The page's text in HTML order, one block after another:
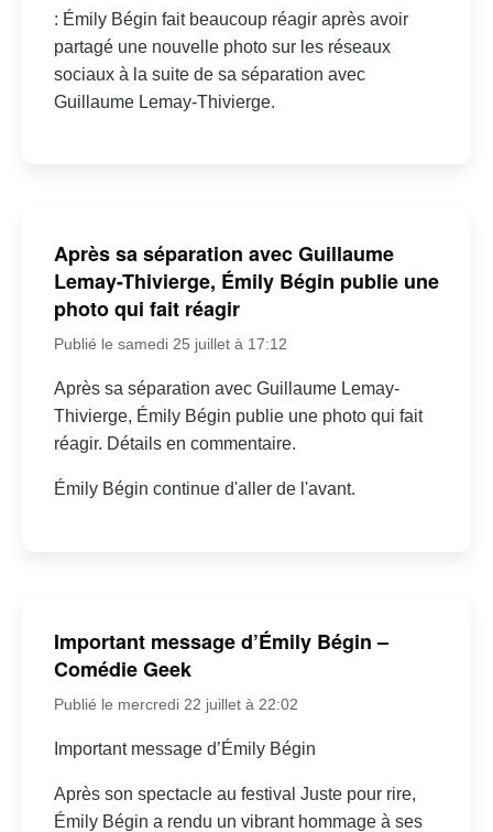
: Émily Bégin fait beaucoup réagir après avoir
partagé une nouvelle photo sur les réseaux
sociaux à la suite de sa séparation avec
Guillaume Lemay-Thivierge.
Après sa séparation avec Guillaume
Lemay-Thivierge, Émily Bégin publie une
photo qui fait réagir
Publié le samedi 25 juillet à 17:12
Après sa séparation avec Guillaume Lemay-
Thivierge, Émily Bégin publie une photo qui fait
réagir. Détails en commentaire.
Émily Bégin continue d'aller de l'avant.
Important message d’Émily Bégin –
Comédie Geek
Publié le mercredi 22 juillet à 22:02
Important message d’Émily Bégin
Après son spectacle au festival Juste pour rire,
Émily Bégin a rendu un vibrant hommage à ses